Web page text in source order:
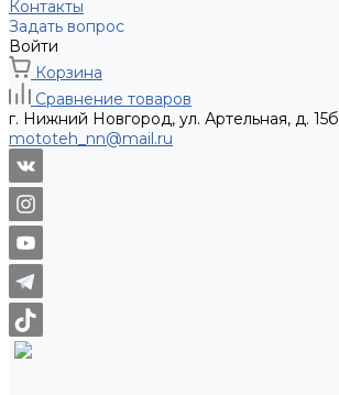
Контакты
Задать вопрос
Войти
Корзина
Сравнение товаров
г. Нижний Новгород, ул. Артельная, д. 15б
mototeh_nn@mail.ru